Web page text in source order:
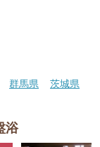
群馬県 茨城県
浴